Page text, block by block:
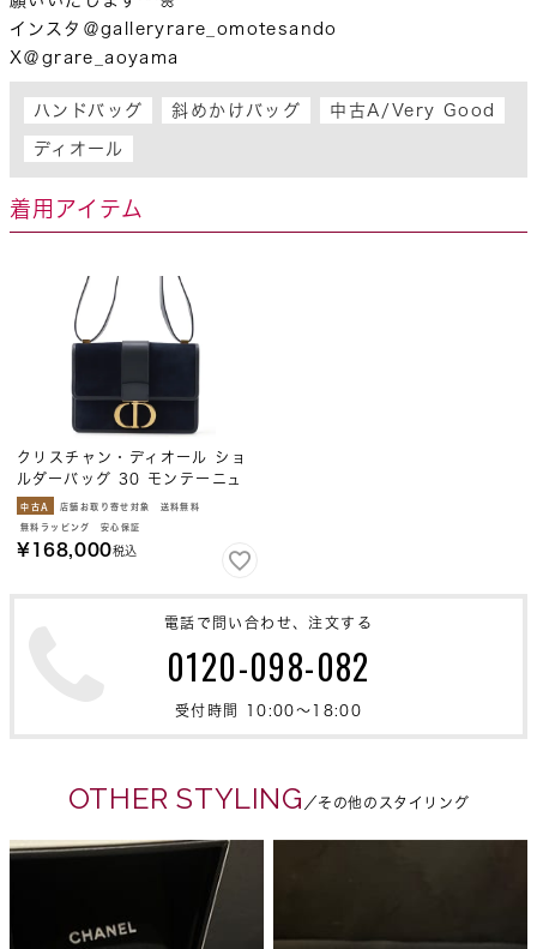
インスタ＠galleryrare_omotesando
X＠grare_aoyama
ハンドバッグ 斜めかけバッグ 中古A/Very Good
ディオール
着用アイテム
クリスチャン・ディオール ショ
ルダーバッグ 30 モンテーニュ
ベルベット レザー Christian
Dior
中古A 店舗お取り寄せ対象 送料無料
無料ラッピング 安心保証
¥ 168,000税込
電話で問い合わせ、注文する
0120-098-082
受付時間 10:00〜18:00
OTHER STYLING ／その他のスタイリング